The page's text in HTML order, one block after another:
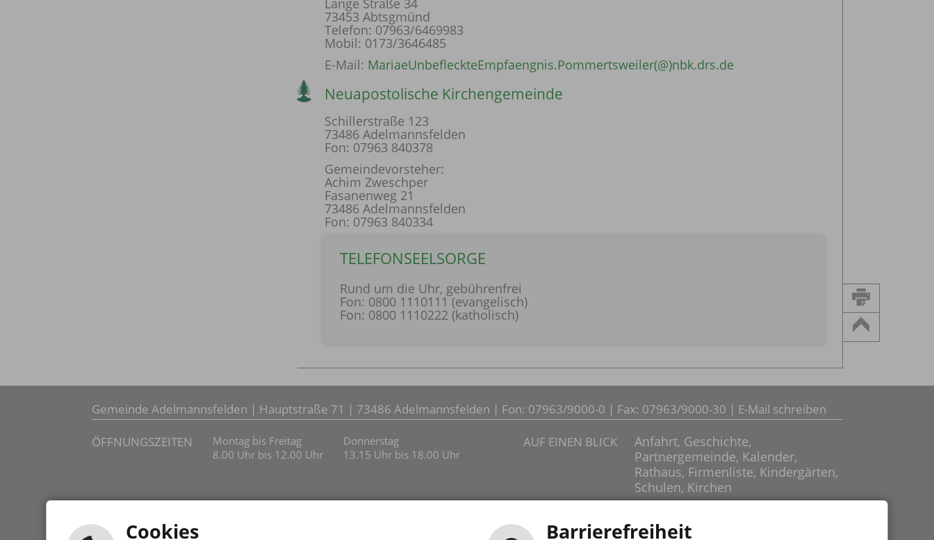
Lange Straße 34
73453 Abtsgmünd
Telefon: 07963/6469983
Mobil: 0173/3646485
E-Mail: MariaeUnbefleckteEmpfaengnis.Pommertsweiler(@)nbk.drs.de
Neuapostolische Kirchengemeinde
Schillerstraße 123
73486 Adelmannsfelden
Fon: 07963 840378
Gemeindevorsteher:
Achim Zweschper
Fasanenweg 21
73486 Adelmannsfelden
Fon: 07963 840334
TELEFONSEELSORGE
Rund um die Uhr, gebührenfrei
Fon: 0800 1110111 (evangelisch)
Fon: 0800 1110222 (katholisch)
Gemeinde Adelmannsfelden | Hauptstraße 71 | 73486 Adelmannsfelden | Fon: 07963/9000-0 | Fax: 07963/9000-30 | E-Mail schreiben
ÖFFNUNGSZEITEN
Montag bis Freitag
8.00 Uhr bis 12.00 Uhr
Donnerstag
13.15 Uhr bis 18.00 Uhr
AUF EINEN BLICK Anfahrt, Geschichte,
Partnergemeinde, Kalender,
Rathaus, Firmenliste, Kindergärten,
Schulen, Kirchen
Cookies Barrierefreiheit